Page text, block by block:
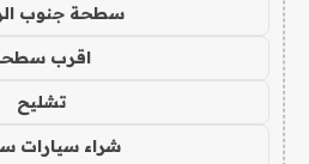
سطحة جنوب
اقرب
تشليح
شراء سيارات